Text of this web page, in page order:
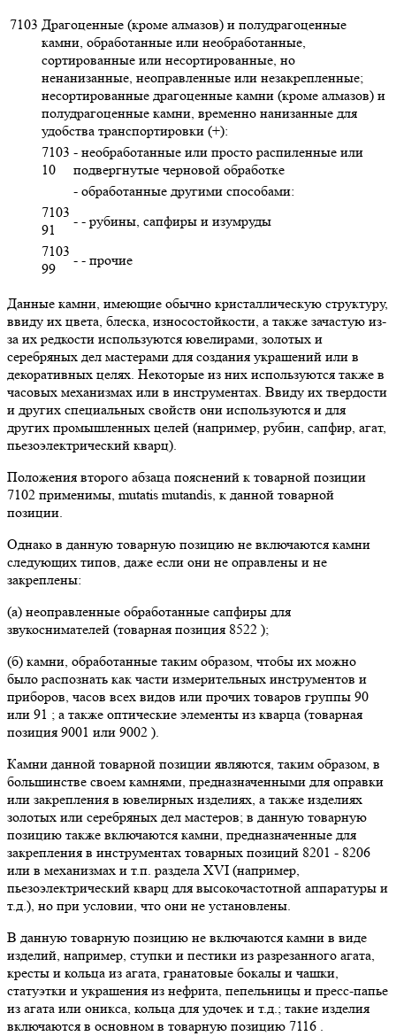
7103 Драгоценные (кроме алмазов) и полудрагоценные
камни, обработанные или необработанные,
сортированные или несортированные, но
ненанизанные, неоправленные или незакрепленные;
несортированные драгоценные камни (кроме алмазов) и
полудрагоценные камни, временно нанизанные для
удобства транспортировки (+):
7103
10
- необработанные или просто распиленные или
подвергнутые черновой обработке
- обработанные другими способами:
7103
91
- - рубины, сапфиры и изумруды
7103
99
- - прочие
Данные камни, имеющие обычно кристаллическую структуру,
ввиду их цвета, блеска, износостойкости, а также зачастую из-
за их редкости используются ювелирами, золотых и
серебряных дел мастерами для создания украшений или в
декоративных целях. Некоторые из них используются также в
часовых механизмах или в инструментах. Ввиду их твердости
и других специальных свойств они используются и для
других промышленных целей (например, рубин, сапфир, агат,
пьезоэлектрический кварц).
Положения второго абзаца пояснений к товарной позиции
7102 применимы, mutatis mutandis, к данной товарной
позиции.
Однако в данную товарную позицию не включаются камни
следующих типов, даже если они не оправлены и не
закреплены:
(а) неоправленные обработанные сапфиры для
звукоснимателей (товарная позиция 8522 );
(б) камни, обработанные таким образом, чтобы их можно
было распознать как части измерительных инструментов и
приборов, часов всех видов или прочих товаров группы 90
или 91 ; а также оптические элементы из кварца (товарная
позиция 9001 или 9002 ).
Камни данной товарной позиции являются, таким образом, в
большинстве своем камнями, предназначенными для оправки
или закрепления в ювелирных изделиях, а также изделиях
золотых или серебряных дел мастеров; в данную товарную
позицию также включаются камни, предназначенные для
закрепления в инструментах товарных позиций 8201 - 8206
или в механизмах и т.п. раздела XVI (например,
пьезоэлектрический кварц для высокочастотной аппаратуры и
т.д.), но при условии, что они не установлены.
В данную товарную позицию не включаются камни в виде
изделий, например, ступки и пестики из разрезанного агата,
кресты и кольца из агата, гранатовые бокалы и чашки,
статуэтки и украшения из нефрита, пепельницы и пресс-папье
из агата или оникса, кольца для удочек и т.д.; такие изделия
включаются в основном в товарную позицию 7116 .